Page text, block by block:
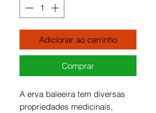
Adicionar ao carrinho
Comprar
A erva baleeira tem diversas
propriedades medicinais,